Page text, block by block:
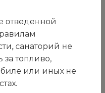
договора
конкурсе
отведенной
санаторий не
за топливо,
или иных не